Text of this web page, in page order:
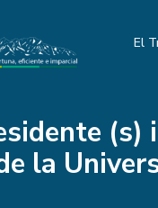
El
(s)
la